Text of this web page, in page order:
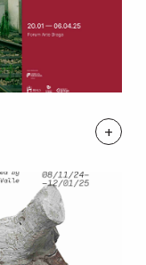
+